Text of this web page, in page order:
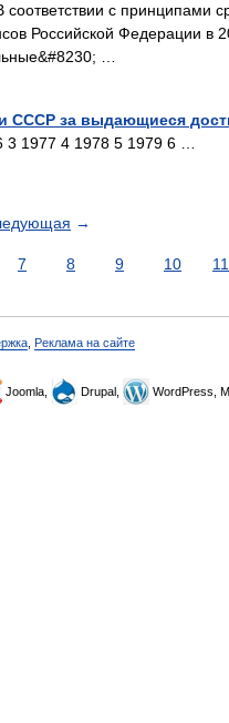
соответствии с принципами
Российской Федерации в
…
СССР за выдающиеся
3 1977 4 1978 5 1979 6 …
→
7 8 9 10 11
Реклама на сайте
Joomla, Drupal, WordPress,